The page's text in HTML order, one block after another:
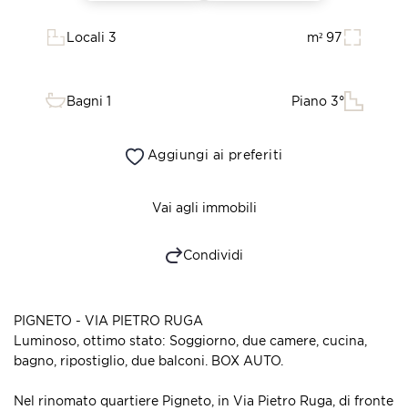
Locali 3 m² 97
Bagni 1 Piano 3°
Aggiungi ai preferiti
Vai agli immobili
Condividi
PIGNETO - VIA PIETRO RUGA
Luminoso, ottimo stato: Soggiorno, due camere, cucina,
bagno, ripostiglio, due balconi. BOX AUTO.
Nel rinomato quartiere Pigneto, in Via Pietro Ruga, di fronte